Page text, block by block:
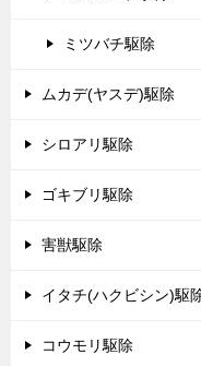
ミツバチ駆除
ムカデ(ヤスデ)駆除
シロアリ駆除
ゴキブリ駆除
害獣駆除
イタチ(ハクビシン)駆
コウモリ駆除